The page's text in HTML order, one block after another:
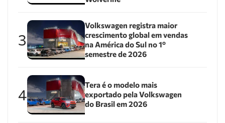
3
Volkswagen registra maior
crescimento global em vendas
na América do Sul no 1º
semestre de 2026
4
Tera é o modelo mais
exportado pela Volkswagen
do Brasil em 2026